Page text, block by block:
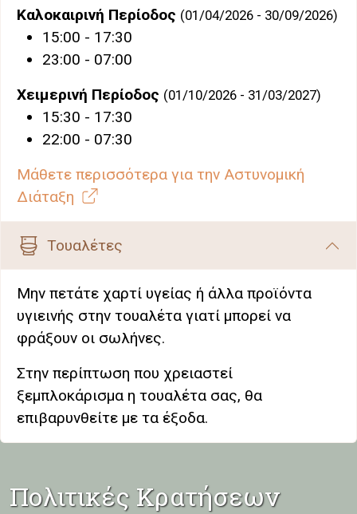
Καλοκαιρινή Περίοδος (01/04/2026 - 30/09/2026)
15:00 - 17:30
23:00 - 07:00
Χειμερινή Περίοδος (01/10/2026 - 31/03/2027)
15:30 - 17:30
22:00 - 07:30
Μάθετε περισσότερα για την Αστυνομική
Διάταξη
Τουαλέτες
Μην πετάτε χαρτί υγείας ή άλλα προϊόντα
υγιεινής στην τουαλέτα γιατί μπορεί να
φράξουν οι σωλήνες.
Στην περίπτωση που χρειαστεί
ξεμπλοκάρισμα η τουαλέτα σας, θα
επιβαρυνθείτε με τα έξοδα.
Πολιτικές Κρατήσεων